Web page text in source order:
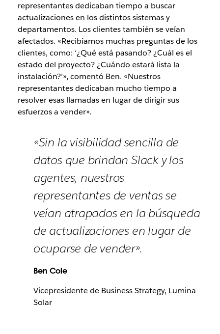
representantes dedicaban tiempo a buscar
actualizaciones en los distintos sistemas y
departamentos. Los clientes también se veían
afectados. «Recibíamos muchas preguntas de los
clientes, como: ‘¿Qué está pasando? ¿Cuál es el
estado del proyecto? ¿Cuándo estará lista la
instalación?’», comentó Ben. «Nuestros
representantes dedicaban mucho tiempo a
resolver esas llamadas en lugar de dirigir sus
esfuerzos a vender».
«Sin la visibilidad sencilla de
datos que brindan Slack y los
agentes, nuestros
representantes de ventas se
veían atrapados en la búsqueda
de actualizaciones en lugar de
ocuparse de vender».
Ben Cole
Vicepresidente de Business Strategy, Lumina
Solar